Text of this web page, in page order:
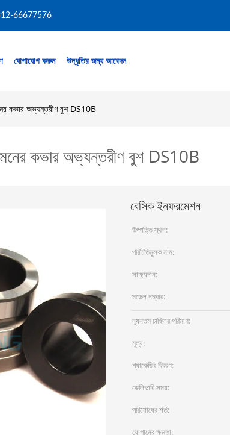
66677576
যোগাযোগ করুন উদ্ধৃতির জন্য আবেদন
কভার অভ্যন্তরীণ বুশ DS10B
কভার অভ্যন্তরীণ বুশ DS10B
বেসিক ইনফরমেশন
উৎপত্তি স্থল:
পরিচিতিমুলক নাম:
সাক্ষ্যদান:
মডেল নম্বার:
ন্যূনতম চাহিদার পরিমাণ:
মূল্য:
প্যাকেজিং বিবরণ:
ডেলিভারি সময়:
পরিশোধের শর্ত:
যোগানের ক্ষমতা: